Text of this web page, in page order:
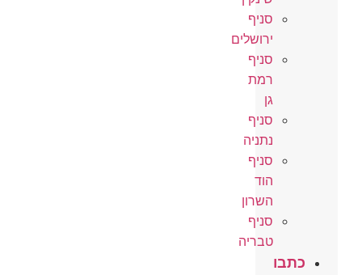
סניף
ירושלים
סניף
רמת
גן
סניף
נתניה
סניף
הוד
השרון
סניף
טבריה
כתבו